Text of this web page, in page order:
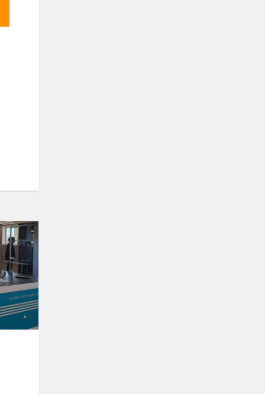
Gamtos
ir
inovatyvūs
apsilankymai